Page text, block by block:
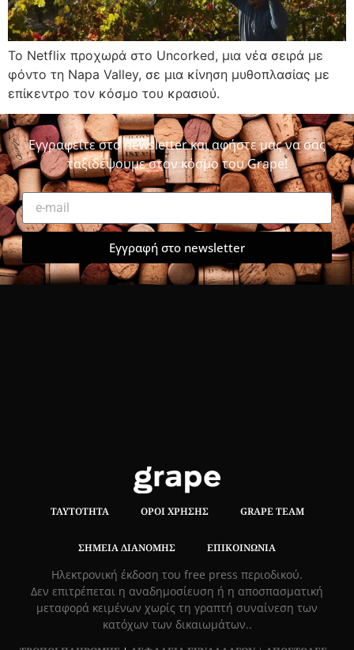
Το Netflix προχωρά στο Uncorked, μια νέα σειρά με
φόντο τη Napa Valley, σε μια κίνηση μυθοπλασίας με
επίκεντρο τον κόσμο του κρασιού.
Εγγραφείτε στο newsletter και αφήστε μας να σας
ταξιδέψουμε στον κόσμο του Grape!
Εγγραφή στο newsletter
ΤΑΥΤΌΤΗΤΑ ΌΡΟΙ ΧΡΉΣΗΣ GRAPE TEAM
ΣΗΜΕΊΑ ΔΙΑΝΟΜΉΣ ΕΠΙΚΟΙΝΩΝΊΑ
Hλεκτρονική έκδοση του free press περιοδικού.
Δεν επιτρέπεται η αναδημοσίευση ή η αποσπασματική
μεταφορά κειμένων χωρίς τη γραπτή συναίνεση των
κατόχων των δικαιωμάτων..